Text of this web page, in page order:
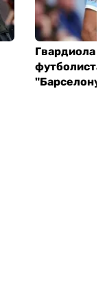
Гвардиола
футболиста